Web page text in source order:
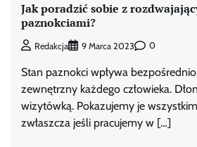
Jak poradzić sobie z
paznokciami?
Redakcja 9 Marca 2023 0
Stan paznokci wpływa
zewnętrzny każdego człowieka.
wizytówką. Pokazujemy je
zwłaszcza jeśli pracujemy w […]